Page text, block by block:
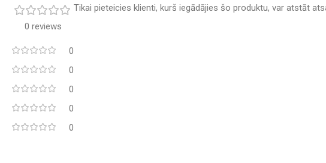
0 reviews
0
0
0
0
0
Tikai pieteicies klienti, kurš iegādājies šo produktu, var atstāt